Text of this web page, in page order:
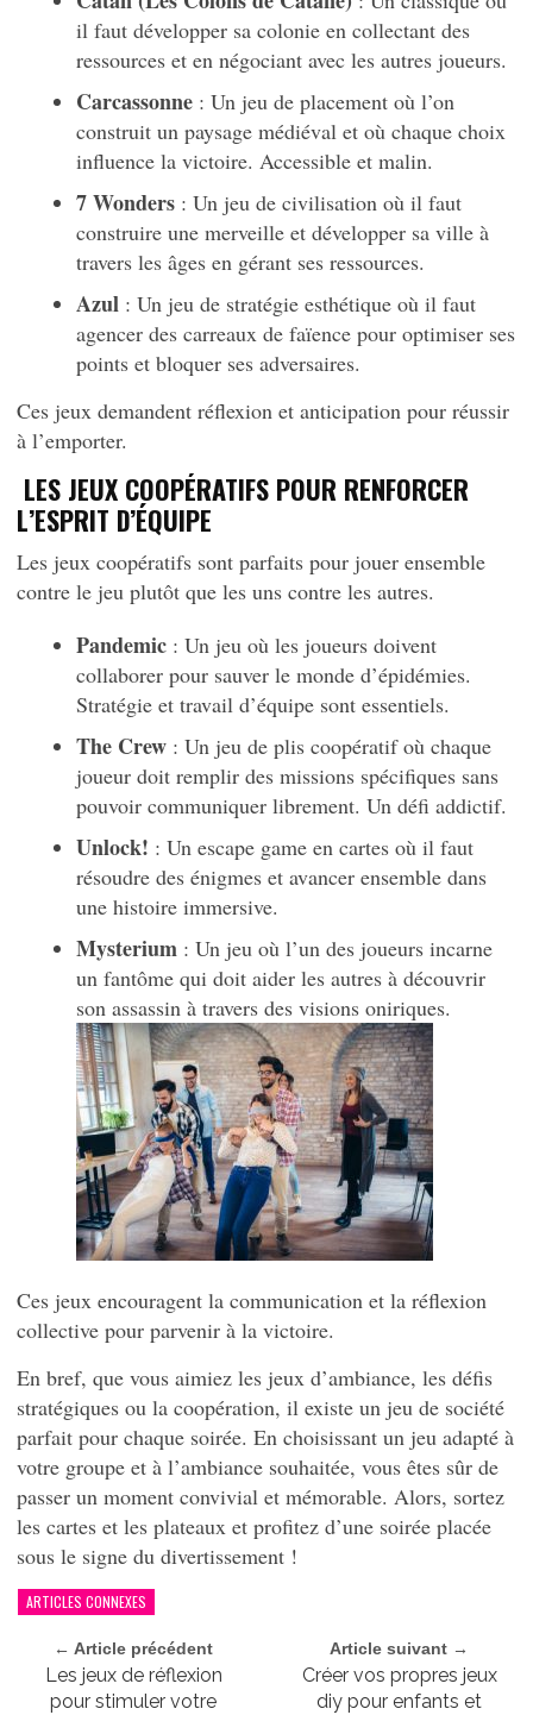
il faut développer sa colonie en collectant des
ressources et en négociant avec les autres joueurs.
Carcassonne : Un jeu de placement où l’on
construit un paysage médiéval et où chaque choix
influence la victoire. Accessible et malin.
7 Wonders : Un jeu de civilisation où il faut
construire une merveille et développer sa ville à
travers les âges en gérant ses ressources.
Azul : Un jeu de stratégie esthétique où il faut
agencer des carreaux de faïence pour optimiser ses
points et bloquer ses adversaires.
Ces jeux demandent réflexion et anticipation pour réussir
à l’emporter.
LES JEUX COOPÉRATIFS POUR RENFORCER
L’ESPRIT D’ÉQUIPE
Les jeux coopératifs sont parfaits pour jouer ensemble
contre le jeu plutôt que les uns contre les autres.
Pandemic : Un jeu où les joueurs doivent
collaborer pour sauver le monde d’épidémies.
Stratégie et travail d’équipe sont essentiels.
The Crew : Un jeu de plis coopératif où chaque
joueur doit remplir des missions spécifiques sans
pouvoir communiquer librement. Un défi addictif.
Unlock! : Un escape game en cartes où il faut
résoudre des énigmes et avancer ensemble dans
une histoire immersive.
Mysterium : Un jeu où l’un des joueurs incarne
un fantôme qui doit aider les autres à découvrir
son assassin à travers des visions oniriques.
Ces jeux encouragent la communication et la réflexion
collective pour parvenir à la victoire.
En bref, que vous aimiez les jeux d’ambiance, les défis
stratégiques ou la coopération, il existe un jeu de société
parfait pour chaque soirée. En choisissant un jeu adapté à
votre groupe et à l’ambiance souhaitée, vous êtes sûr de
passer un moment convivial et mémorable. Alors, sortez
les cartes et les plateaux et profitez d’une soirée placée
sous le signe du divertissement !
ARTICLES CONNEXES
← Article précédent
Les jeux de réflexion
pour stimuler votre
Article suivant →
Créer vos propres jeux
diy pour enfants et